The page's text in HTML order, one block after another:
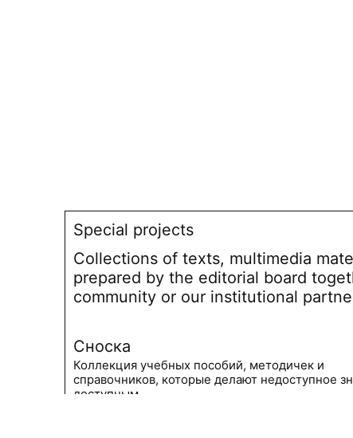
Special projects
Collections of texts, multimedia
prepared by the editorial board
community or our institutional
Сноска
Коллекция учебных пособий, методичек и
справочников, которые делают недоступное
доступным